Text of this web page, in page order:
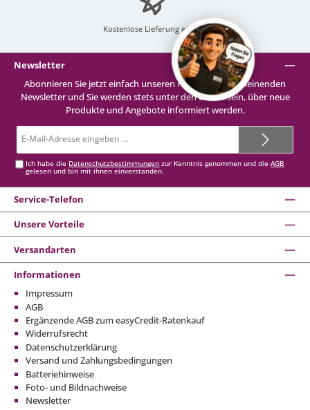
Kostenlose Lieferung ab 99 €
Newsletter
Abonnieren Sie jetzt einfach unseren regelmäßig erscheinenden
Newsletter und Sie werden stets unter den Ersten sein, über neue
Produkte und Angebote informiert werden.
Mail-
Ich habe die Datenschutzbestimmungen zur Kenntnis genommen und dieAGB
gelesen und bin mit ihnen einverstanden.
Service-Telefon
Unsere Vorteile
Versandarten
Informationen
Impressum
AGB
Ergänzende AGB zum easyCredit-Ratenkauf
Widerrufsrecht
Datenschutzerklärung
Versand und Zahlungsbedingungen
Batteriehinweise
Foto- und Bildnachweise
Newsletter